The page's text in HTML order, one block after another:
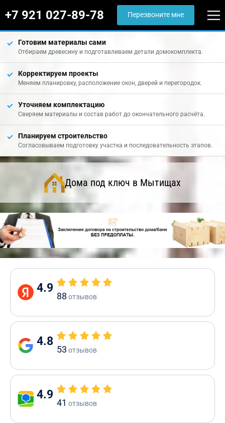
+7 921 027-89-78 Перезвоните мне
Готовим материалы сами
Отбираем древесину и подготавливаем детали домокомплекта.
Корректируем проекты
Меняем планировку, расположение окон, дверей и перегородок.
Уточняем комплектацию
Сверяем материалы и состав работ до окончательного расчёта.
Планируем строительство
Согласовываем подготовку участка и последовательность этапов.
Дома под ключ в Мытищах
4.9
88 отзывов
4.8
53 отзывов
4.9
41 отзывов